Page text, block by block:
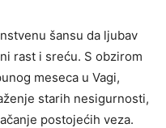
šansu da ljubav
rast i sreću. S obzirom
meseca u Vagi,
starih nesigurnosti,
postojećih veza.